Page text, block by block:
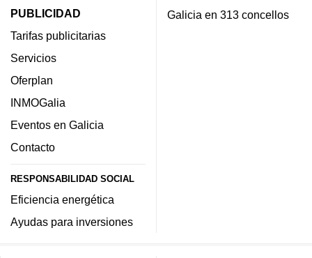
PUBLICIDAD
Tarifas publicitarias
Servicios
Oferplan
INMOGalia
Eventos en Galicia
Contacto
RESPONSABILIDAD SOCIAL
Eficiencia energética
Ayudas para inversiones
Galicia en 313 concellos